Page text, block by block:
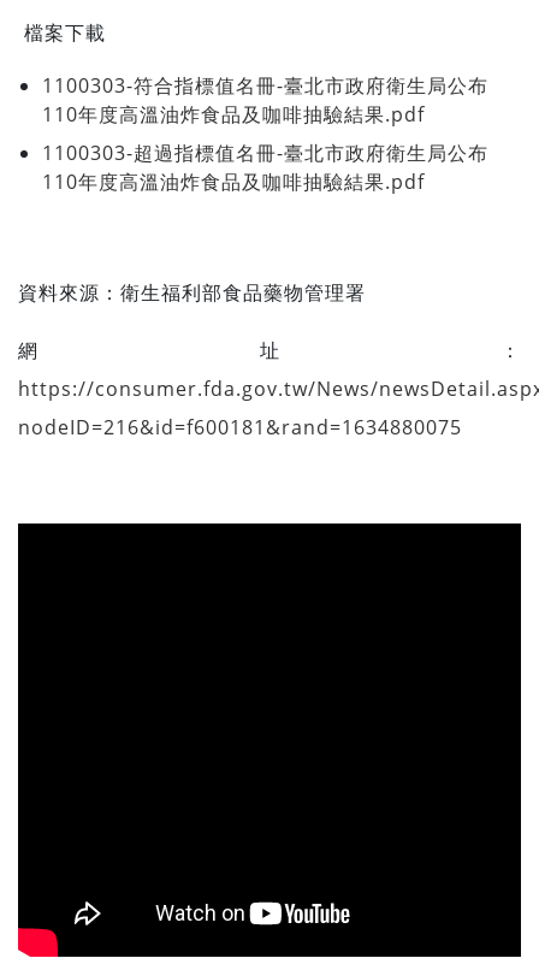
檔案下載
1100303-符合指標值名冊-臺北市政府衛生局公布
110年度高溫油炸食品及咖啡抽驗結果.pdf
1100303-超過指標值名冊-臺北市政府衛生局公布
110年度高溫油炸食品及咖啡抽驗結果.pdf
資料來源： 衛生福利部食品藥物管理署
網址：
https://consumer.fda.gov.tw/News/
nodeID=216&id=f600181&rand=1634880075